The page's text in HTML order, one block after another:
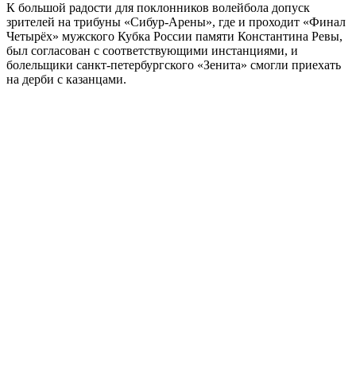
К большой радости для поклонников волейбола допуск
зрителей на трибуны «Сибур-Арены», где и проходит «Финал
Четырёх» мужского Кубка России памяти Константина Ревы,
был согласован с соответствующими инстанциями, и
болельщики санкт-петербургского «Зенита» смогли приехать
на дерби с казанцами.